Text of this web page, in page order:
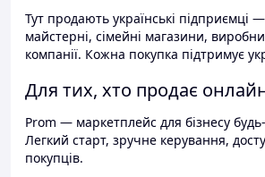
Тут продають українські підприємці
майстерні, сімейні магазини,
компанії. Кожна покупка підтримує
Для тих, хто продає
Prom — маркетплейс для бізнесу
Легкий старт, зручне керування,
покупців.